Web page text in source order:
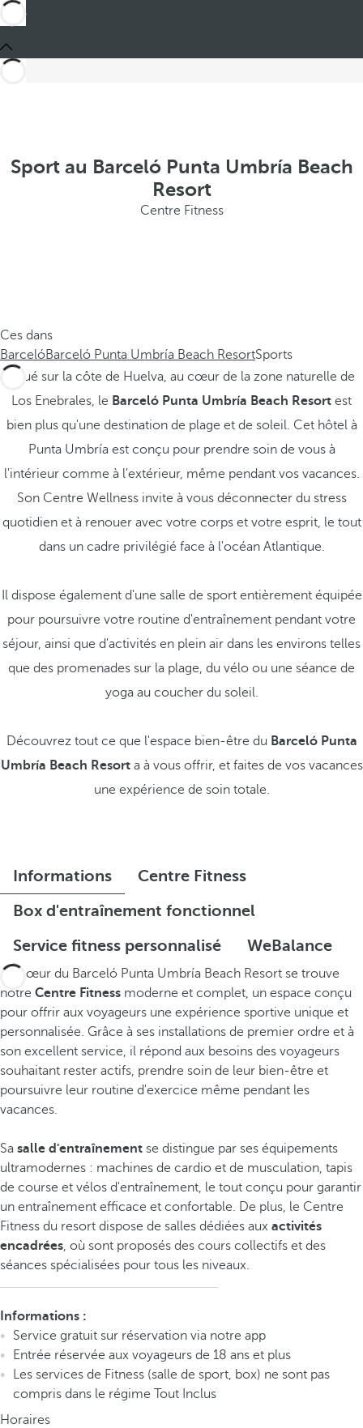
Sport au Barceló Punta Umbría Beach
Resort
Centre Fitness
Ces dans
BarcelóBarceló Punta Umbría Beach ResortSports
Situé sur la côte de Huelva, au cœur de la zone naturelle de
Los Enebrales, le Barceló Punta Umbría Beach Resort est
bien plus qu'une destination de plage et de soleil. Cet hôtel à
Punta Umbría est conçu pour prendre soin de vous à
l'intérieur comme à l'extérieur, même pendant vos vacances.
Son Centre Wellness invite à vous déconnecter du stress
quotidien et à renouer avec votre corps et votre esprit, le tout
dans un cadre privilégié face à l'océan Atlantique.
Il dispose également d'une salle de sport entièrement équipée
pour poursuivre votre routine d'entraînement pendant votre
séjour, ainsi que d'activités en plein air dans les environs telles
que des promenades sur la plage, du vélo ou une séance de
yoga au coucher du soleil.
Découvrez tout ce que l'espace bien-être du Barceló Punta
Umbría Beach Resorta à vous offrir, et faites de vos vacances
une expérience de soin totale.
Informations
Centre Fitness
Box d'entraînement fonctionnel
Service fitness personnalisé
WeBalance
Au cœur du Barceló Punta Umbría Beach Resort se trouve
notre Centre Fitness moderne et complet, un espace conçu
pour offrir aux voyageurs une expérience sportive unique et
personnalisée. Grâce à ses installations de premier ordre et à
son excellent service, il répond aux besoins des voyageurs
souhaitant rester actifs, prendre soin de leur bien-être et
poursuivre leur routine d'exercice même pendant les
vacances.
Sa salle d'entraînement se distingue par ses équipements
ultramodernes : machines de cardio et de musculation, tapis
de course et vélos d'entraînement, le tout conçu pour garantir
un entraînement efficace et confortable. De plus, le Centre
Fitness du resort dispose de salles dédiées aux activités
encadrées, où sont proposés des cours collectifs et des
séances spécialisées pour tous les niveaux.
Informations :
Service gratuit sur réservation via notre app
Entrée réservée aux voyageurs de 18 ans et plus
Les services de Fitness (salle de sport, box) ne sont pas
compris dans le régime Tout Inclus
Horaires